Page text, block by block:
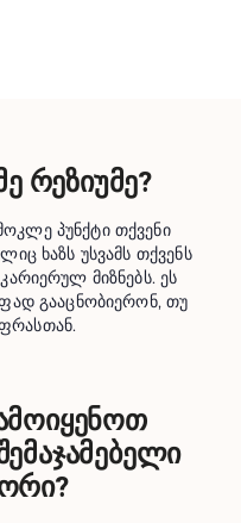
რეზიუმე?
პუნქტი თქვენი
ხაზს უსვამს თქვენს
მიზნებს. ეს
გააცნობიერონ, თუ